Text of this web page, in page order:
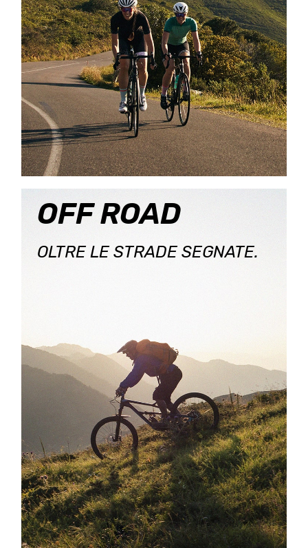
OFF ROAD
OLTRE LE STRADE SEGNATE.